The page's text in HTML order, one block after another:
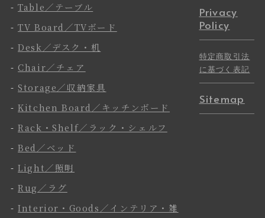
-Table／テーブル
-TV Board／TVボード
-Desk／デスク・机
- Chair／チェア
-Storage／収納家具
-Kitchen Board／キッチンボード
-Rack・Shelf／ラック・シェルフ
-Bed／ベッド
-Light／照明
-Rug／ラグ
-Interior・Goods／インテリア・雑
Privacy
Policy
特定商取引法
に基づく表記
Sitemap